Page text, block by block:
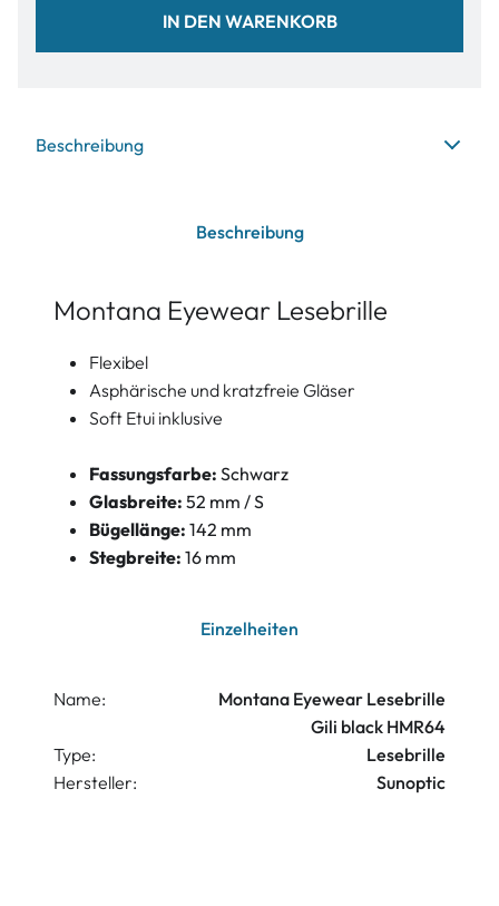
IN DEN WARENKORB
Beschreibung
Beschreibung
Montana Eyewear Lesebrille
Flexibel
Asphärische und kratzfreie Gläser
Soft Etui inklusive
Fassungsfarbe: Schwarz
Glasbreite: 52 mm / S
Bügellänge: 142 mm
Stegbreite: 16 mm
Einzelheiten
Name:
Montana Eyewear Lesebrille
Gili black HMR64
Type:
Lesebrille
Hersteller:
Sunoptic